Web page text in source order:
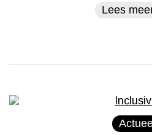
Lees